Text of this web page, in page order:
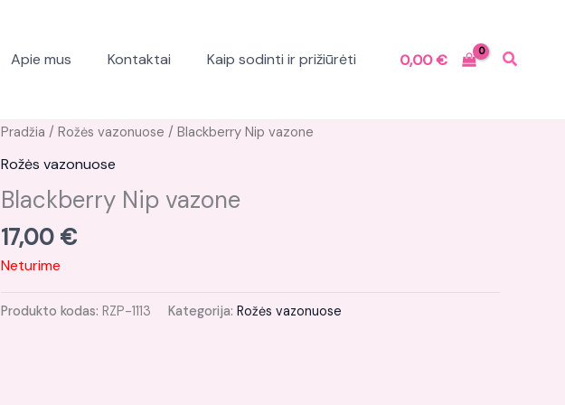
Apie mus Kontaktai Kaip sodinti ir prižiūrėti 0,00€
Pradžia / Rožės vazonuose / Blackberry Nip vazone
Rožės vazonuose
Blackberry Nip vazone
17,00 €
Neturime
Produkto kodas: RZP-1113 Kategorija: Rožės vazonuose